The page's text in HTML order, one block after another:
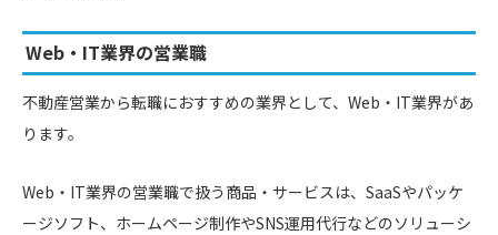
Web・IT業界の営業職
不動産営業から転職におすすめの業界として、Web・IT業界があ
ります。
Web・IT業界の営業職で扱う商品・サービスは、SaaSやパッケ
ージソフト、ホームページ制作やSNS運用代行などのソリューシ